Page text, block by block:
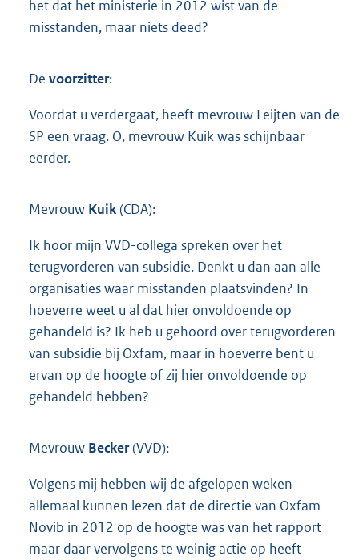
het dat het ministerie in 2012 wist van de
misstanden, maar niets deed?
De voorzitter:
Voordat u verdergaat, heeft mevrouw Leijten van de
SP een vraag. O, mevrouw Kuik was schijnbaar
eerder.
Mevrouw Kuik(CDA):
Ik hoor mijn VVD-collega spreken over het
terugvorderen van subsidie. Denkt u dan aan alle
organisaties waar misstanden plaatsvinden? In
hoeverre weet u al dat hier onvoldoende op
gehandeld is? Ik heb u gehoord over terugvorderen
van subsidie bij Oxfam, maar in hoeverre bent u
ervan op de hoogte of zij hier onvoldoende op
gehandeld hebben?
Mevrouw Becker(VVD):
Volgens mij hebben wij de afgelopen weken
allemaal kunnen lezen dat de directie van Oxfam
Novib in 2012 op de hoogte was van het rapport
maar daar vervolgens te weinig actie op heeft